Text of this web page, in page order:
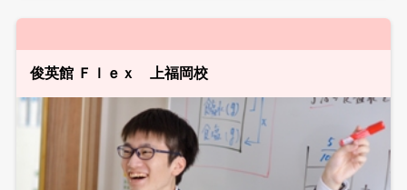
俊英館 Ｆｌｅｘ 上福岡校